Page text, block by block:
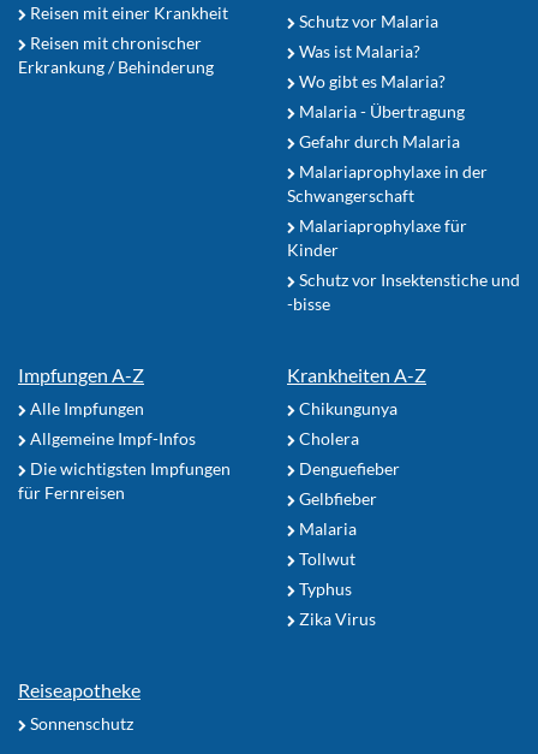
Reisen mit einer Krankheit
Reisen mit chronischer
Erkrankung / Behinderung
Schutz vor Malaria
Was ist Malaria?
Wo gibt es Malaria?
Malaria - Übertragung
Gefahr durch Malaria
Malariaprophylaxe in der
Schwangerschaft
Malariaprophylaxe für
Kinder
Schutz vor Insektenstiche und
-bisse
Impfungen A-Z
Alle Impfungen
Allgemeine Impf-Infos
Die wichtigsten Impfungen
für Fernreisen
Krankheiten A-Z
Chikungunya
Cholera
Denguefieber
Gelbfieber
Malaria
Tollwut
Typhus
Zika Virus
Reiseapotheke
Sonnenschutz